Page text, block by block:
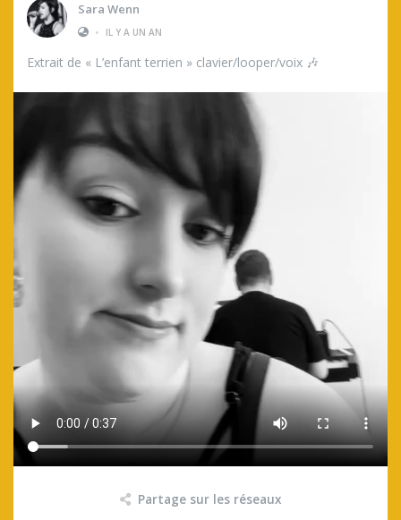
Sara Wenn
•
IL Y A UN AN
Extrait de « L’enfant terrien » clavier/looper/voix 🎶
Partage sur les réseaux